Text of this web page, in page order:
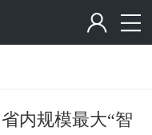
内规模最大“智